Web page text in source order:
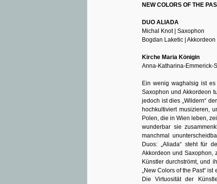
NEW COLORS OF THE
DUO ALIADA
Michal Knot | Saxophon
Bogdan Laketic | Akkordeon
Kirche Maria Königin
Anna-Katharina-Emmerick-
Ein wenig waghalsig ist
Saxophon und Akkordeon
jedoch ist dies „Wildern“
hochkultiviert musizieren,
Polen, die in Wien leben,
wunderbar sie
manchmal
Duos: „Aliada“ steht für
Akkordeon und Saxophon,
Künstler durchströmt, und
„New Colors of the Past“
Die Virtuosität der